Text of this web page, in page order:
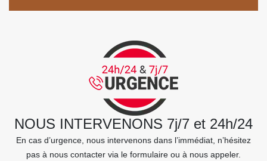
NOUS INTERVENONS 7j/7 et 24h/24
En cas d’urgence, nous intervenons dans l’immédiat, n’hésitez
pas à nous contacter via le formulaire ou à nous appeler.